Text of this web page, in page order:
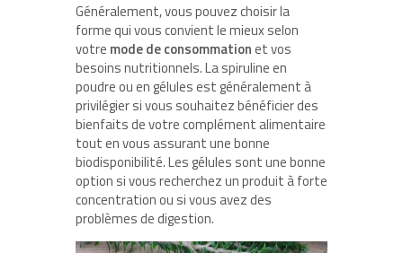
Généralement, vous pouvez choisir la
forme qui vous convient le mieux selon
votre mode de consommationet vos
besoins nutritionnels. La spiruline en
poudre ou en gélules est généralement à
privilégier si vous souhaitez bénéficier des
bienfaits de votre complément alimentaire
tout en vous assurant une bonne
biodisponibilité. Les gélules sont une bonne
option si vous recherchez un produit à forte
concentration ou si vous avez des
problèmes de digestion.